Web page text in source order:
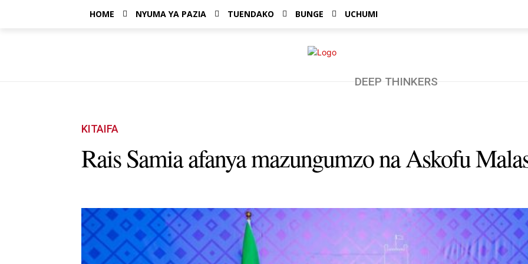
HOME NYUMA YA PAZIA TUENDAKO BUNGE UCHUMI
DEEP THINKERS
KITAIFA
Rais Samia afanya mazungumzo na Askofu